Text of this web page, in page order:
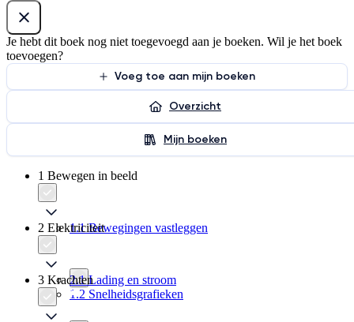
Je hebt dit boek nog niet toegevoegd aan je boeken. Wil je het boek
toevoegen?
Voeg toe aan mijn boeken
Overzicht
Mijn boeken
1 Bewegen in beeld
1.1 Bewegingen vastleggen
1.2 Snelheidsgrafieken
2 Elektriciteit
2.1 Lading en stroom
3 Krachten